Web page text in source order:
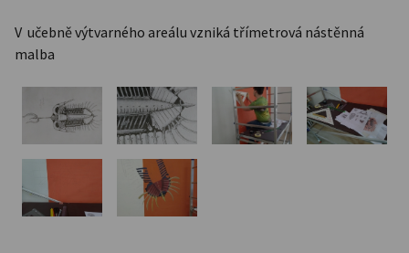
V učebně výtvarného areálu vzniká třímetrová nástěnná
malba